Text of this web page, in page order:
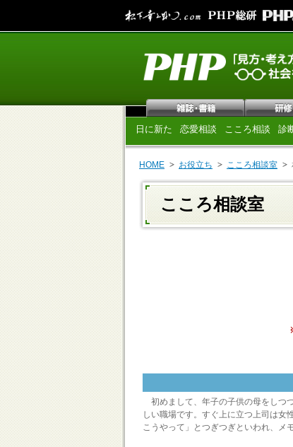
日に新た 恋愛相談 こころ相談 診
HOME お役立ち こころ相談室
こころ相談室
初めまして、年子の子供の母をしつ
しい職場です。すぐ上に立つ上司は女
こうやって」とつぎつぎといわれ、メ